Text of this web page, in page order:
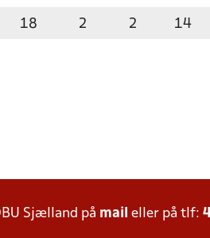
18 2 2 14
Sjælland på mail eller på tlf: